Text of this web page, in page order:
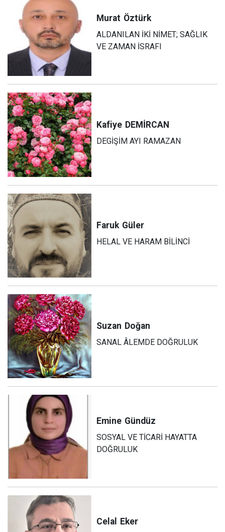
Murat Öztürk
ALDANILAN İKİ NİMET; SAĞLIK
VE ZAMAN İSRAFI
Kafiye DEMİRCAN
DEGİŞİM AYI RAMAZAN
Faruk Güler
HELAL VE HARAM BİLİNCİ
Suzan Doğan
SANAL ÂLEMDE DOĞRULUK
Emine Gündüz
SOSYAL VE TİCARİ HAYATTA
DOĞRULUK
Celal Eker